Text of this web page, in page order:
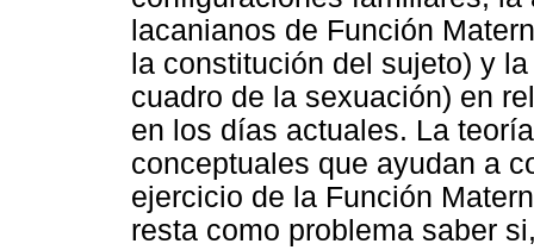
lacanianos de Función
la constitución del sujeto) y
cuadro de la sexuación) en
en los días actuales. La
conceptuales que ayudan a
ejercicio de la Función
resta como problema saber